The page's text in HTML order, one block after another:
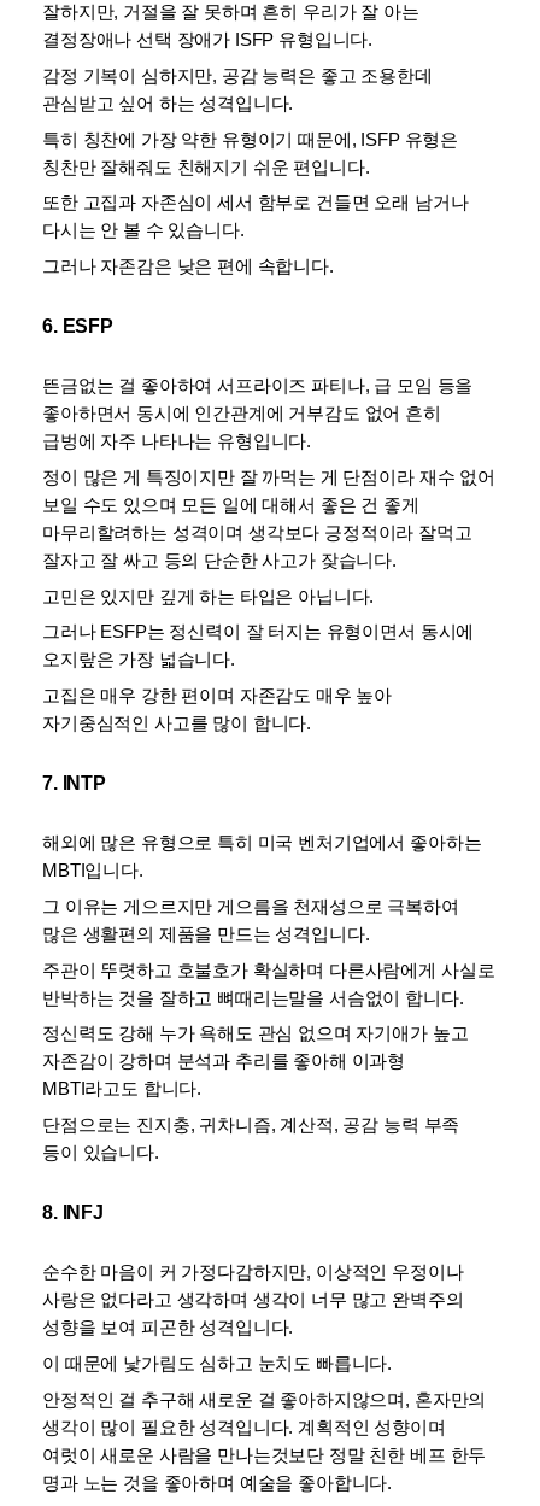
잘하지만, 거절을 잘 못하며 흔히 우리가 잘 아는
결정장애나 선택 장애가 ISFP 유형입니다.
감정 기복이 심하지만, 공감 능력은 좋고 조용한데
관심받고 싶어 하는 성격입니다.
특히 칭찬에 가장 약한 유형이기 때문에, ISFP 유형은
칭찬만 잘해줘도 친해지기 쉬운 편입니다.
또한 고집과 자존심이 세서 함부로 건들면 오래 남거나
다시는 안 볼 수 있습니다.
그러나 자존감은 낮은 편에 속합니다.
6. ESFP
뜬금없는 걸 좋아하여 서프라이즈 파티나, 급 모임 등을
좋아하면서 동시에 인간관계에 거부감도 없어 흔히
급벙에 자주 나타나는 유형입니다.
정이 많은 게 특징이지만 잘 까먹는 게 단점이라 재수 없어
보일 수도 있으며 모든 일에 대해서 좋은 건 좋게
마무리할려하는 성격이며 생각보다 긍정적이라 잘먹고
잘자고 잘 싸고 등의 단순한 사고가 잦습니다.
고민은 있지만 깊게 하는 타입은 아닙니다.
그러나 ESFP는 정신력이 잘 터지는 유형이면서 동시에
오지랖은 가장 넓습니다.
고집은 매우 강한 편이며 자존감도 매우 높아
자기중심적인 사고를 많이 합니다.
7. INTP
해외에 많은 유형으로 특히 미국 벤처기업에서 좋아하는
MBTI입니다.
그 이유는 게으르지만 게으름을 천재성으로 극복하여
많은 생활편의 제품을 만드는 성격입니다.
주관이 뚜렷하고 호불호가 확실하며 다른사람에게 사실로
반박하는 것을 잘하고 뼈때리는말을 서슴없이 합니다.
정신력도 강해 누가 욕해도 관심 없으며 자기애가 높고
자존감이 강하며 분석과 추리를 좋아해 이과형
MBTI라고도 합니다.
단점으로는 진지충, 귀차니즘, 계산적, 공감 능력 부족
등이 있습니다.
8. INFJ
순수한 마음이 커 가정다감하지만, 이상적인 우정이나
사랑은 없다라고 생각하며 생각이 너무 많고 완벽주의
성향을 보여 피곤한 성격입니다.
이 때문에 낯가림도 심하고 눈치도 빠릅니다.
안정적인 걸 추구해 새로운 걸 좋아하지않으며, 혼자만의
생각이 많이 필요한 성격입니다. 계획적인 성향이며
여럿이 새로운 사람을 만나는것보단 정말 친한 베프 한두
명과 노는 것을 좋아하며 예술을 좋아합니다.